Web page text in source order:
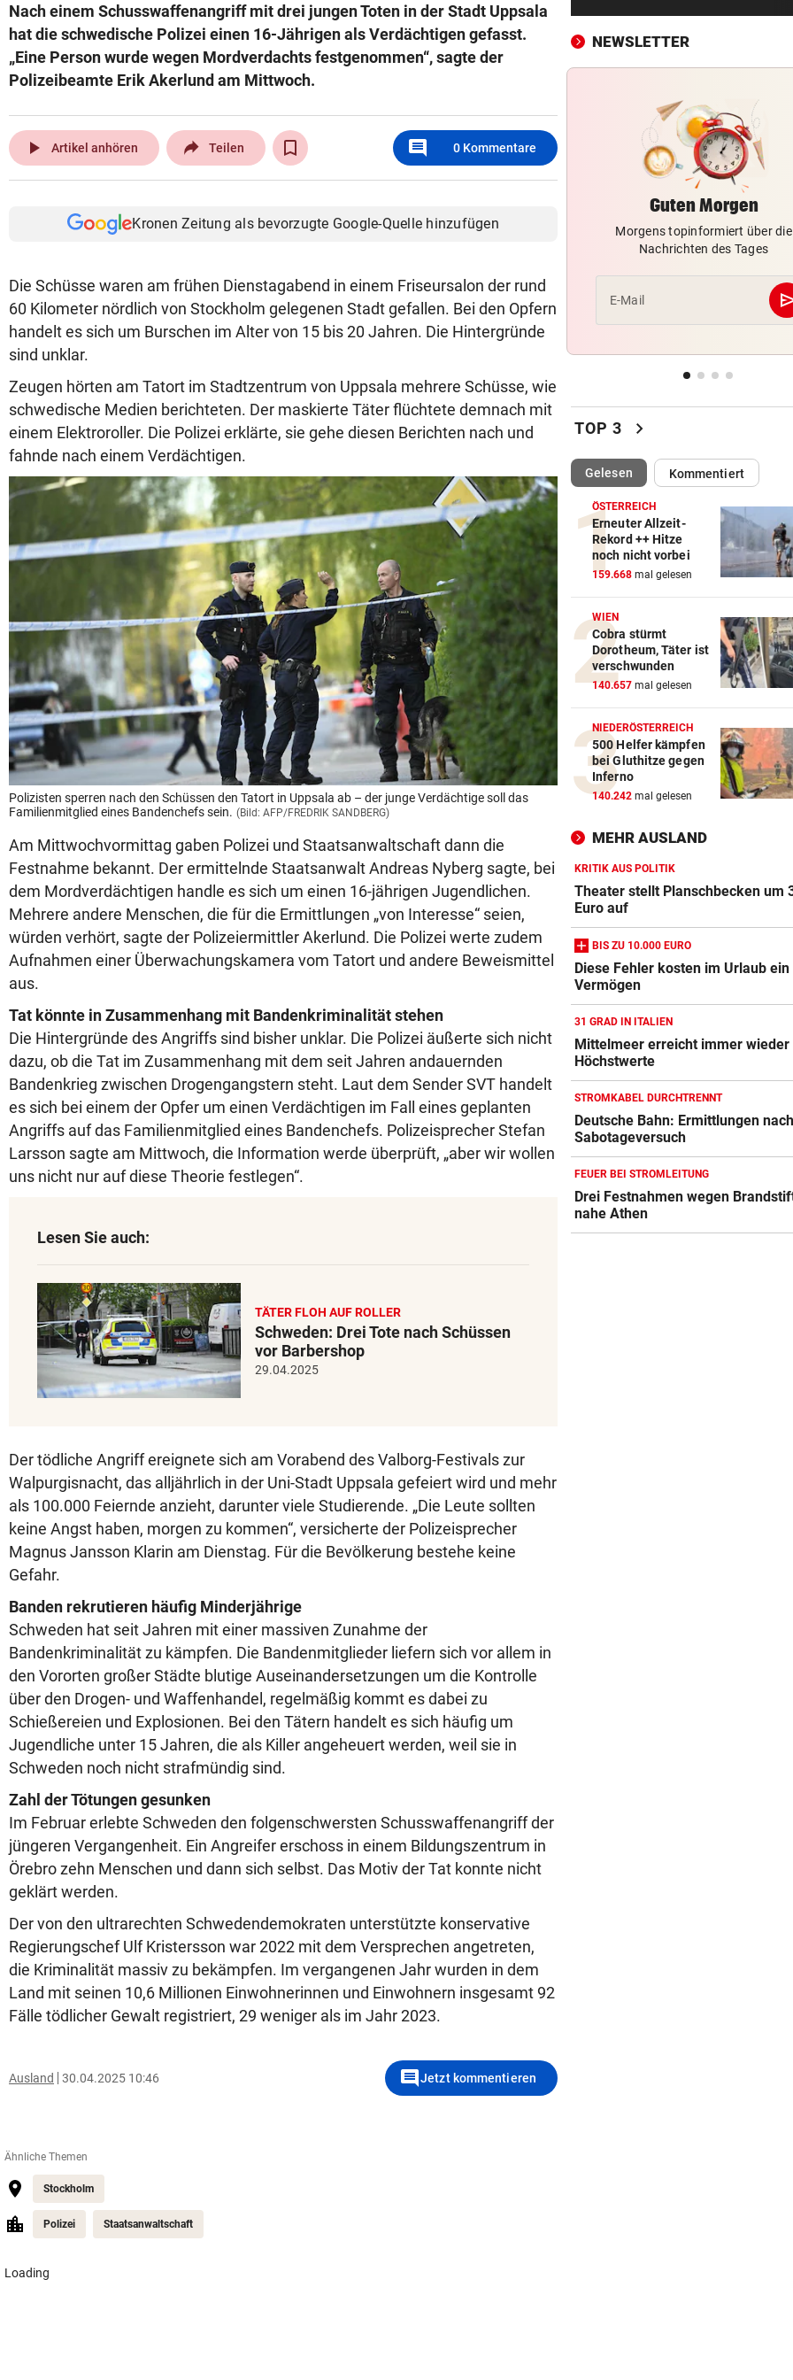
Nach einem Schusswaffenangriff mit drei jungen Toten in der Stadt Uppsala
hat die schwedische Polizei einen 16-Jährigen als Verdächtigen gefasst.
„Eine Person wurde wegen Mordverdachts festgenommen“, sagte der
Polizeibeamte Erik Akerlund am Mittwoch.
play_arrow Artikel anhören Teilen comment 0 Kommentare
Kronen Zeitung als bevorzugte Google-Quelle hinzufügen
Die Schüsse waren am frühen Dienstagabend in einem Friseursalon der rund
60 Kilometer nördlich von Stockholm gelegenen Stadt gefallen. Bei den Opfern
handelt es sich um Burschen im Alter von 15 bis 20 Jahren. Die Hintergründe
sind unklar.
Zeugen hörten am Tatort im Stadtzentrum von Uppsala mehrere Schüsse, wie
schwedische Medien berichteten. Der maskierte Täter flüchtete demnach mit
einem Elektroroller. Die Polizei erklärte, sie gehe diesen Berichten nach und
fahnde nach einem Verdächtigen.
Polizisten sperren nach den Schüssen den Tatort in Uppsala ab – der junge Verdächtige soll das
Familienmitglied eines Bandenchefs sein. (Bild: AFP/FREDRIK SANDBERG)
Am Mittwochvormittag gaben Polizei und Staatsanwaltschaft dann die
Festnahme bekannt. Der ermittelnde Staatsanwalt Andreas Nyberg sagte, bei
dem Mordverdächtigen handle es sich um einen 16-jährigen Jugendlichen.
Mehrere andere Menschen, die für die Ermittlungen „von Interesse“ seien,
würden verhört, sagte der Polizeiermittler Akerlund. Die Polizei werte zudem
Aufnahmen einer Überwachungskamera vom Tatort und andere Beweismittel
aus.
Tat könnte in Zusammenhang mit Bandenkriminalität stehen
Die Hintergründe des Angriffs sind bisher unklar. Die Polizei äußerte sich nicht
dazu, ob die Tat im Zusammenhang mit dem seit Jahren andauernden
Bandenkrieg zwischen Drogengangstern steht. Laut dem Sender SVT handelt
es sich bei einem der Opfer um einen Verdächtigen im Fall eines geplanten
Angriffs auf das Familienmitglied eines Bandenchefs. Polizeisprecher Stefan
Larsson sagte am Mittwoch, die Information werde überprüft, „aber wir wollen
uns nicht nur auf diese Theorie festlegen“.
Lesen Sie auch:
TÄTER FLOH AUF ROLLER
Schweden: Drei Tote nach Schüssen
vor Barbershop
29.04.2025
Der tödliche Angriff ereignete sich am Vorabend des Valborg-Festivals zur
Walpurgisnacht, das alljährlich in der Uni-Stadt Uppsala gefeiert wird und mehr
als 100.000 Feiernde anzieht, darunter viele Studierende. „Die Leute sollten
keine Angst haben, morgen zu kommen“, versicherte der Polizeisprecher
Magnus Jansson Klarin am Dienstag. Für die Bevölkerung bestehe keine
Gefahr.
Banden rekrutieren häufig Minderjährige
Schweden hat seit Jahren mit einer massiven Zunahme der
Bandenkriminalität zu kämpfen. Die Bandenmitglieder liefern sich vor allem in
den Vororten großer Städte blutige Auseinandersetzungen um die Kontrolle
über den Drogen- und Waffenhandel, regelmäßig kommt es dabei zu
Schießereien und Explosionen. Bei den Tätern handelt es sich häufig um
Jugendliche unter 15 Jahren, die als Killer angeheuert werden, weil sie in
Schweden noch nicht strafmündig sind.
Zahl der Tötungen gesunken
Im Februar erlebte Schweden den folgenschwersten Schusswaffenangriff der
jüngeren Vergangenheit. Ein Angreifer erschoss in einem Bildungszentrum in
Örebro zehn Menschen und dann sich selbst. Das Motiv der Tat konnte nicht
geklärt werden.
Der von den ultrarechten Schwedendemokraten unterstützte konservative
Regierungschef Ulf Kristersson war 2022 mit dem Versprechen angetreten,
die Kriminalität massiv zu bekämpfen. Im vergangenen Jahr wurden in dem
Land mit seinen 10,6 Millionen Einwohnerinnen und Einwohnern insgesamt 92
Fälle tödlicher Gewalt registriert, 29 weniger als im Jahr 2023.
Ausland 30.04.2025 10:46 commentJetzt kommentieren
Ähnliche Themen
Stockholm
Polizei Staatsanwaltschaft
Loading
Wieder Muren nach
Dramatik im Valser Tal
IN GREENSBORO vor
den Cut vorzeitig
SCHRIEB WM-GESCHICHTE vor
Bayern kassiert Millionen –
Transfer-Clou
AUFREGUNG IM NETZ vor
Spider-Man im BMW-
Anwalt auf den Plan
vor
Aufstand gegen Kanzler
Dreijähriger Bub wurde aus
heißem Auto gerettet
„BACKROOMS“
Regiestar: „Jeder will von
Erfolgsrezept“
BEI WOLFURTTROPHY vor
Lokalmatadorin und Tirol-
Youngster mit Sensation
IN PARIS VERHAFTET vor
Steirer (68) hatte zehn
Kokain im Koffer
EU-MANDATAR ZU CEUTA:
„Etwas wie 2015 wird
mehr passieren!“
WETTER IN ÖSTERREICH vor
ordentlich gewittern
RED BULL SALZBURG/WAC vor
Verhounig mit Klausel,
am Prüfstand
VARIABLE OFFENSIVE vor
Rapids System? „Lassen den
Jungs alle Freiheiten!“
NEWSLETTER
Guten Morgen
Morgens topinformiert über die
Nachrichten des Tages
E-Mail
TOP 3 chevron_right
Gelesen(ausgewählt)Kommentiert
ÖSTERREICH
Erneuter Allzeit-
Rekord ++ Hitze
noch nicht vorbei
159.668 mal gelesen
WIEN
Cobra stürmt
Dorotheum, Täter ist
verschwunden
140.657 mal gelesen
NIEDERÖSTERREICH
500 Helfer kämpfen
bei Gluthitze gegen
Inferno
140.242 mal gelesen
MEHR AUSLAND
KRITIK AUS POLITIK
Theater stellt Planschbecken um
Euro auf
BIS ZU 10.000 EURO
Diese Fehler kosten im Urlaub ein
Vermögen
31 GRAD IN ITALIEN
Mittelmeer erreicht immer wieder
Höchstwerte
STROMKABEL DURCHTRENNT
Deutsche Bahn: Ermittlungen
Sabotageversuch
FEUER BEI STROMLEITUNG
Drei Festnahmen wegen
nahe Athen